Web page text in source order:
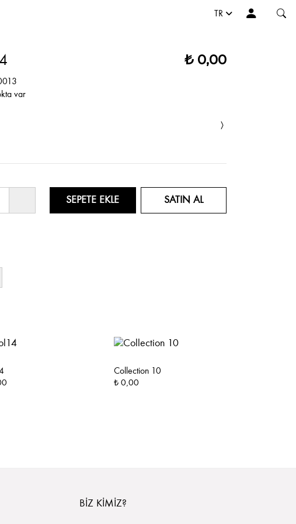
TR
var
₺ 0,00
SEPETE EKLE SATIN AL
Collection 10
₺ 0,00
BIZ KIMIZ?